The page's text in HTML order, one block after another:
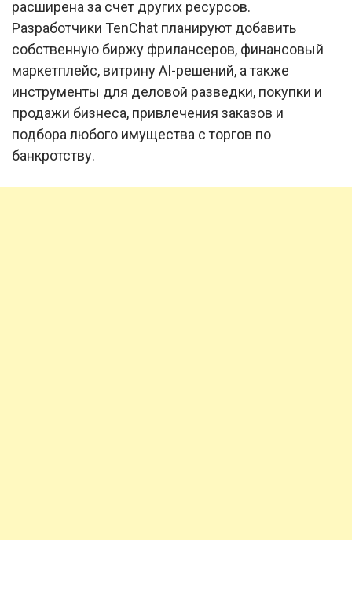
расширена за счет других ресурсов.
Разработчики TenChat планируют добавить
собственную биржу фрилансеров, финансовый
маркетплейс, витрину AI-решений, а также
инструменты для деловой разведки, покупки и
продажи бизнеса, привлечения заказов и
подбора любого имущества с торгов по
банкротству.